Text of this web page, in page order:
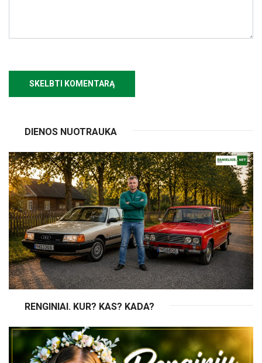
DIENOS NUOTRAUKA
RENGINIAI. KUR? KAS? KADA?